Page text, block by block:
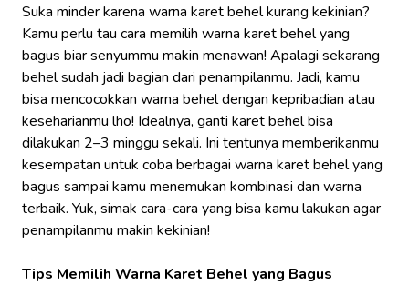
Suka minder karena warna karet behel kurang kekinian?
Kamu perlu tau cara memilih warna karet behel yang
bagus biar senyummu makin menawan! Apalagi sekarang
behel sudah jadi bagian dari penampilanmu. Jadi, kamu
bisa mencocokkan warna behel dengan kepribadian atau
keseharianmu lho! Idealnya, ganti karet behel bisa
dilakukan 2–3 minggu sekali. Ini tentunya memberikanmu
kesempatan untuk coba berbagai warna karet behel yang
bagus sampai kamu menemukan kombinasi dan warna
terbaik. Yuk, simak cara-cara yang bisa kamu lakukan agar
penampilanmu makin kekinian!
Tips Memilih Warna Karet Behel yang Bagus